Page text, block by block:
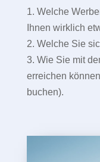
1. Welche
Ihnen wirklich
2. Welche Sie
3. Wie Sie mit
erreichen
buchen).